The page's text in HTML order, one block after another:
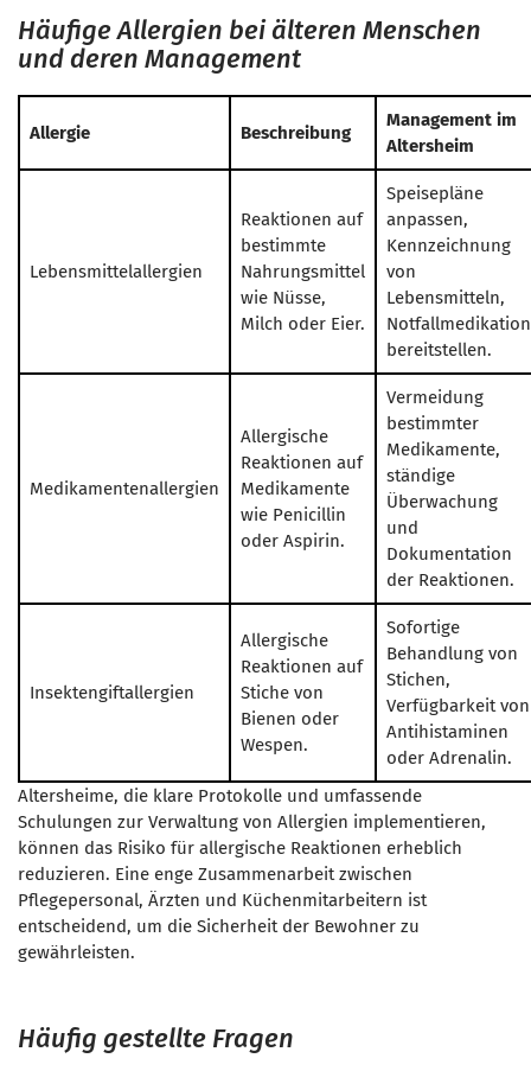
Häufige Allergien bei älteren Menschen
und deren Management
Allergie Beschreibung
Management im
Altersheim
Lebensmittelallergien
Reaktionen auf
bestimmte
Nahrungsmittel
wie Nüsse,
Milch oder Eier.
Speisepläne
anpassen,
Kennzeichnung
von
Lebensmitteln,
Notfallmedikation
bereitstellen.
Medikamentenallergien
Allergische
Reaktionen auf
Medikamente
wie Penicillin
oder Aspirin.
Vermeidung
bestimmter
Medikamente,
ständige
Überwachung
und
Dokumentation
der Reaktionen.
Insektengiftallergien
Allergische
Reaktionen auf
Stiche von
Bienen oder
Wespen.
Sofortige
Behandlung von
Stichen,
Verfügbarkeit von
Antihistaminen
oder Adrenalin.
Altersheime, die klare Protokolle und umfassende
Schulungen zur Verwaltung von Allergien implementieren,
können das Risiko für allergische Reaktionen erheblich
reduzieren. Eine enge Zusammenarbeit zwischen
Pflegepersonal, Ärzten und Küchenmitarbeitern ist
entscheidend, um die Sicherheit der Bewohner zu
gewährleisten.
Häufig gestellte Fragen